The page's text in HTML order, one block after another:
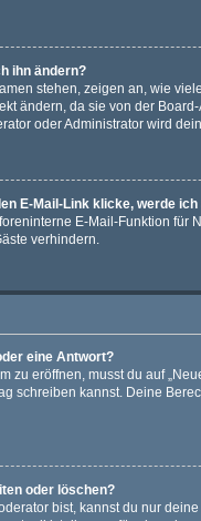
ihn ändern?
stehen, zeigen an, wie
ändern, da sie von der
oder Administrator wird
E-Mail-Link klicke, werde
E-Mail-Funktion
verhindern.
eine Antwort?
zu eröffnen, musst du auf
schreiben kannst. Deine
oder löschen?
bist, kannst du nur